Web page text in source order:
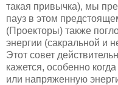
такая привычка), мы
пауз в этом
(Проекторы) также
энергии (сакральной и
Этот совет
кажется, особенно
или напряженную